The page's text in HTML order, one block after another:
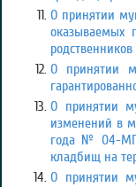
О принятии
оказываемых
О принятии
О принятии
изменений в
года № 04-
кладбищ на
О принятии